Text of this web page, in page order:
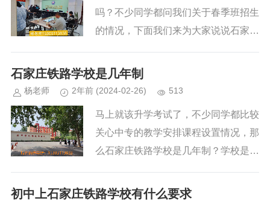
及以上学历达90%，高级职称达15%。
双师型教师占专业教师的35%。...
吗？不少同学都问我们关于春季班招生
的情况，下面我们来为大家说说石家庄
求。春季即将开学，孩子面临初三毕业
在读能上石家庄铁路学校春季班吗？国
家和社会用工单位对人才的需求是多样
化、多层次的，尤其是在铁路方向，国
家急需技术技能型人才。石家庄铁路职
业高级技工学校针初、高中应届生及同
石家庄铁路学校是几年制
杨老师 2年前 (2024-02-26) 513
马上就该升学考试了，不少同学都比较
关心中专的教学安排课程设置情况，那
么石家庄铁路学校是几年制？学校是管
一下。根据石家庄铁路职业高级技工学
初中上石家庄铁路学校有什么要求